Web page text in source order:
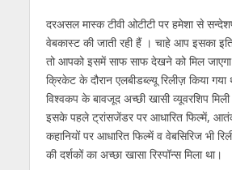
दरअसल मास्क टीवी ओटीटी पर हमेशा से
वेबकास्ट की जाती रही हैं । चाहे आप इसका
तो आपको इसमें साफ साफ देखने को मिल जाएगा
क्रिकेट के दौरान एलबीडब्ल्यू रिलीज़ किया
विश्वकप के बावजूद अच्छी खासी व्यूवरशिप
इसके पहले ट्रांसजेंडर पर आधारित फिल्में,
कहानियों पर आधारित फिल्में व वेबसिरिज भी
की दर्शकों का अच्छा खासा रिस्पॉन्स मिला था।